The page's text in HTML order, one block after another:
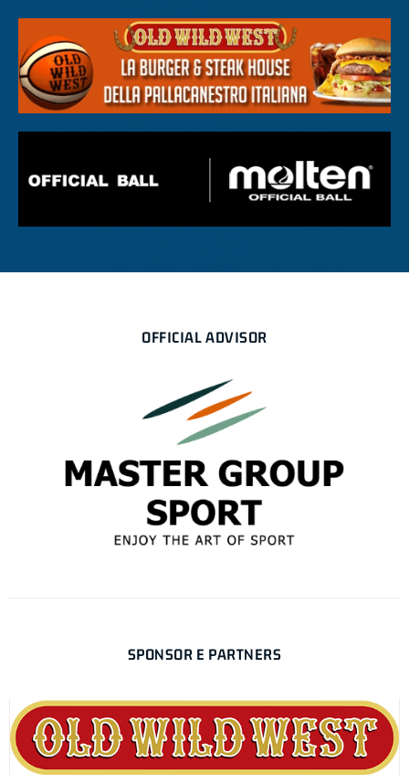
OFFICIAL ADVISOR
SPONSOR E PARTNERS